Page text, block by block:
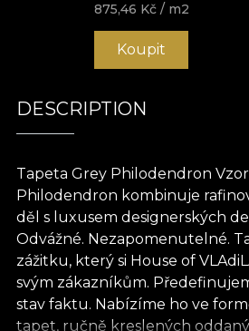
875,46 Kč / m2
Koupit
DESCRIPTION
Tapeta Grey Philodendron
Philodendron kombinuje
děl s luxusem designerských
Odvážné. Nezapomenutelné.
zážitku, který si House of
svým zákazníkům.
stav faktu. Nabízíme ho ve
tapet, ručně kreslených